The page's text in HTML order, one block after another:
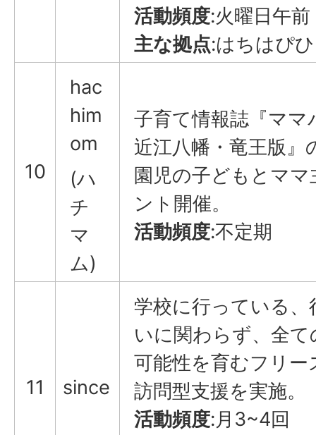
活動頻度:火曜日午前
主な拠点:はちはぴ
10
hac
him
om
(ハ
チ
マ
ム)
子育て情報誌『ママ
近江八幡・竜王版』
園児の子どもとマ
ント開催。
活動頻度:不定期
11 since
学校に行っている、
いに関わらず、全
可能性を育むフリー
訪問型支援を実施。
活動頻度:月3~4回